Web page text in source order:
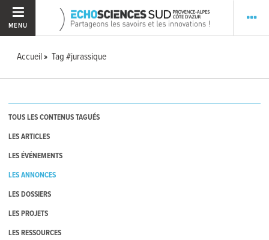
MENU
Accueil Tag #jurassique
TOUS LES CONTENUS TAGUÉS
LES ARTICLES
LES ÉVÉNEMENTS
LES ANNONCES
LES DOSSIERS
LES PROJETS
LES RESSOURCES